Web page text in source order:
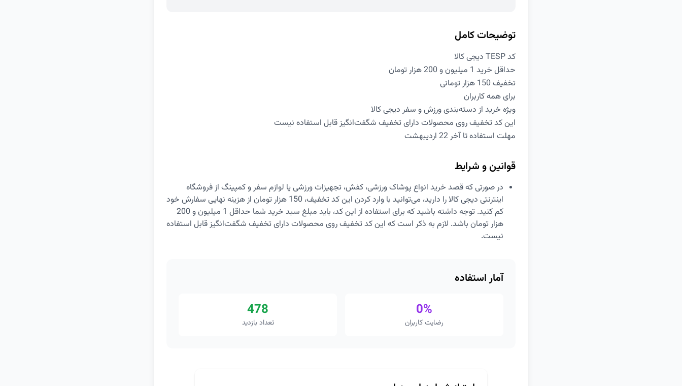
توضیحات کامل
کد TESP دیجی کالا
حداقل خرید 1 میلیون و 200 هزار تومان
تخفیف 150 هزار تومانی
برای همه کاربران
ویژه خرید از دسته‌بندی ورزش و سفر دیجی کالا
این کد تخفیف روی محصولات دارای تخفیف شگفت‌انگیز قابل استفاده نیست
مهلت استفاده تا آخر 22 اردیبهشت
قوانین و شرایط
در صورتی که قصد خرید انواع پوشاک ورزشی، کفش، تجهیزات ورزشی یا لوازم سفر و کمپینگ از فروشگاه
اینترنتی دیجی کالا را دارید، می‌توانید با وارد کردن این کد تخفیف، 150 هزار تومان از هزینه نهایی سفارش خود
کم کنید. توجه داشته باشید که برای استفاده از این کد، باید مبلغ سبد خرید شما حداقل 1 میلیون و 200
هزار تومان باشد. لازم به ذکر است که این کد تخفیف روی محصولات دارای تخفیف شگفت‌انگیز قابل استفاده
نیست.
آمار استفاده
0%
رضایت کاربران
478
تعداد بازدید